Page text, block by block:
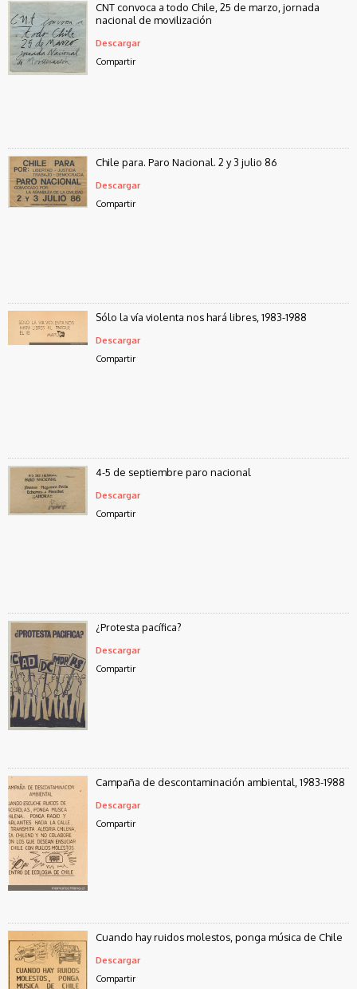
CNT convoca a todo Chile, 25 de marzo, jornada
nacional de movilización
Descargar
Compartir
Chile para. Paro Nacional. 2 y 3 julio 86
Descargar
Compartir
Sólo la vía violenta nos hará libres, 1983-1988
Descargar
Compartir
4-5 de septiembre paro nacional
Descargar
Compartir
¿Protesta pacífica?
Descargar
Compartir
Campaña de descontaminación ambiental, 1983-1988
Descargar
Compartir
Cuando hay ruidos molestos, ponga música de Chile
Descargar
Compartir